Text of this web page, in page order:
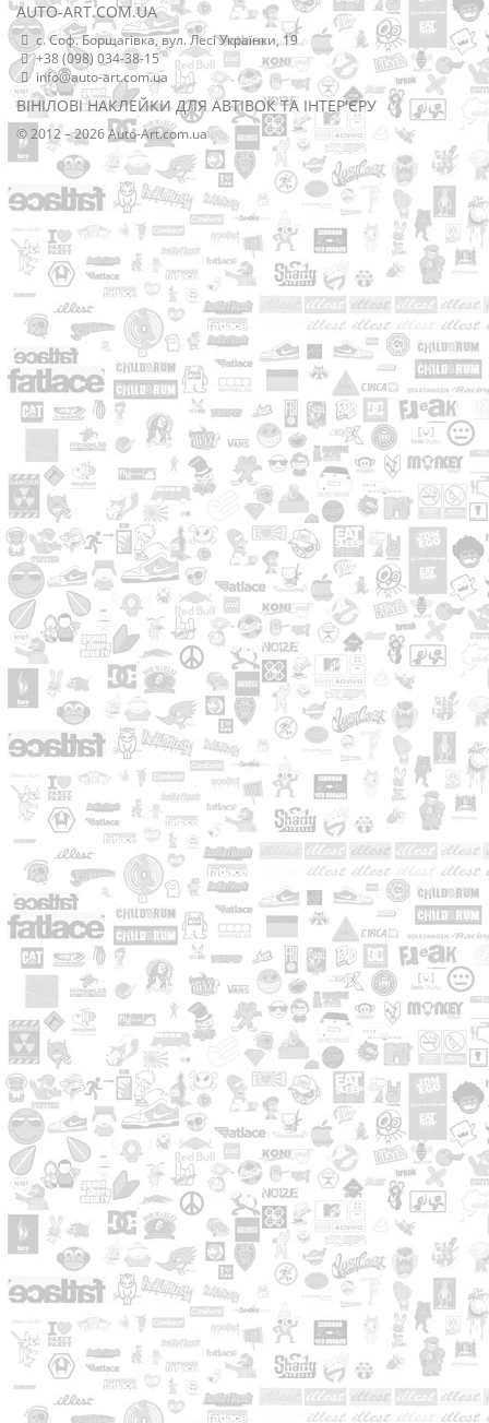
AUTO-ART.COM.UA
с. Соф. Борщагівка, вул. Лесі Українки, 19
+38 (098) 034-38-15
info@auto-art.com.ua
ВІНІЛОВІ НАКЛЕЙКИ ДЛЯ АВТІВОК ТА ІНТЕР'ЄРУ
© 2012 – 2026 Auto-Art.com.ua